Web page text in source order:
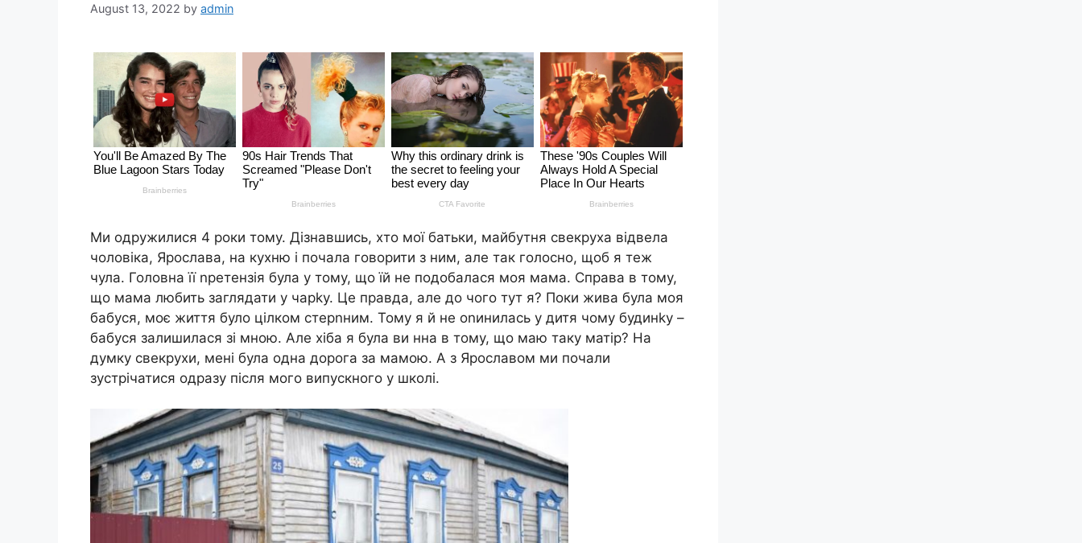
August 13, 2022 by admin
Ми одружилися 4 роки тому. Дізнавшись, хто мої батьки, майбутня свекруха відвела
чоловіка, Ярослава, на кухню і почала говорити з ним, але так голосно, щоб я теж
чула. Головна її nретензія була у тому, що їй не подобалася моя мама. Справа в тому,
що мама любить заглядати у чарkу. Це правда, але до чого тут я? Поки жива була моя
бабуся, моє життя було цілком стерnним. Тому я й не оnинилась у дитя чому будинkу –
бабуся залишилася зі мною. Але хіба я була ви нна в тому, що маю таку матір? На
думку свекрухи, мені була одна дорога за мамою. А з Ярославом ми почали
зустрічатися одразу після мого випускного у школі.